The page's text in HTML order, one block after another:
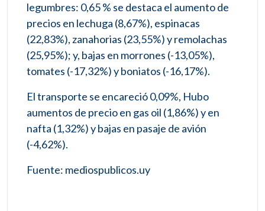
legumbres: 0,65 % se destaca el aumento de
precios en lechuga (8,67%), espinacas
(22,83%), zanahorias (23,55%) y remolachas
(25,95%); y, bajas en morrones (-13,05%),
tomates (-17,32%) y boniatos (-16,17%).
El transporte se encareció 0,09%, Hubo
aumentos de precio en gas oil (1,86%) y en
nafta (1,32%) y bajas en pasaje de avión
(-4,62%).
Fuente: mediospublicos.uy